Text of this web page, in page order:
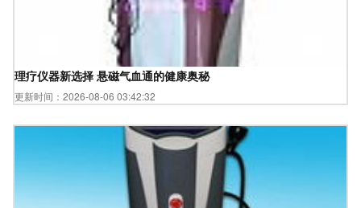
理疗仪器新选择 悬磁气血通的健康奥秘
更新时间：2026-08-06 03:42:32